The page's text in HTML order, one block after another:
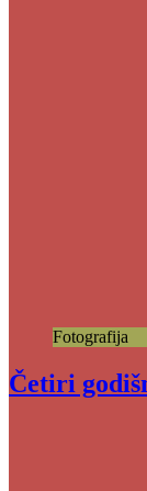
Fotografija
Četiri